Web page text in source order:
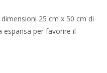
25 cm x 50 cm di
espansa per favorire il